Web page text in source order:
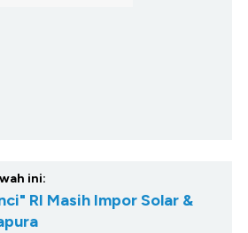
ini:
RI Masih Impor Solar &